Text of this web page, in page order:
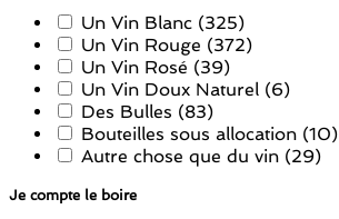
Un Vin Blanc (325)
Un Vin Rouge (372)
Un Vin Rosé (39)
Un Vin Doux Naturel (6)
Des Bulles (83)
Bouteilles sous allocation (10)
Autre chose que du vin (29)
Je compte le boire